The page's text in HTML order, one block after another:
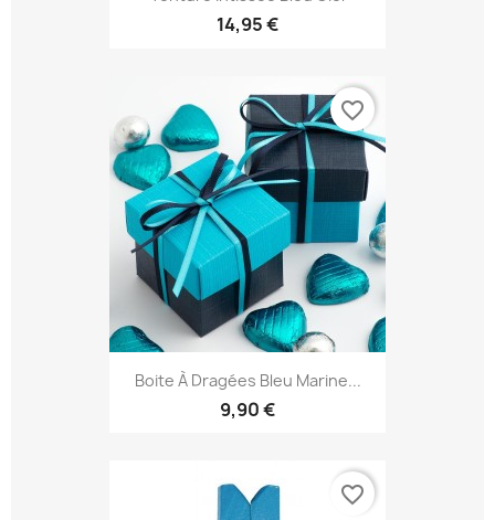
14,95 €
Boite À Dragées Bleu Marine...
9,90 €
favorite_border
favorite_border